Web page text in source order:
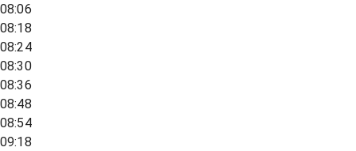
08:06
08:18
08:24
08:30
08:36
08:48
08:54
09:18